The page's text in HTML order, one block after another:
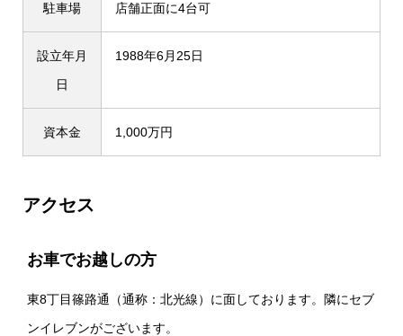
駐車場 店舗正面に4台可
設立年月
日
1988年6月25日
資本金 1,000万円
アクセス
お車でお越しの方
東8丁目篠路通（通称：北光線）に面しております。隣にセブ
ンイレブンがございます。